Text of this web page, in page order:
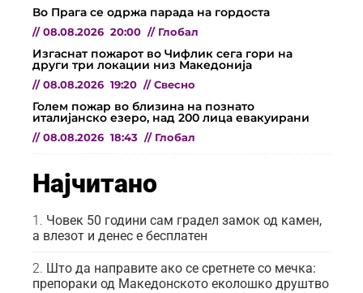
Во Прага се одржа парада на гордоста
// 08.08.2026 20:00 // Глобал
Изгаснат пожарот во Чифлик сега гори на
други три локации низ Македонија
// 08.08.2026 19:20 // Свесно
Голем пожар во близина на познато
италијанско езеро, над 200 лица евакуирани
// 08.08.2026 18:43 // Глобал
Најчитано
Човек 50 години сам градел замок од камен,
а влезот и денес е бесплатен
Што да направите ако се сретнете со мечка:
препораки од Македонското еколошко друштво